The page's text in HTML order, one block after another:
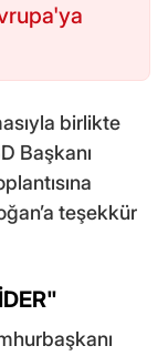
birlikte
Başkanı
teşekkür